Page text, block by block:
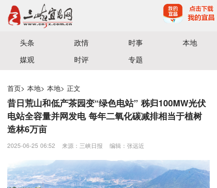
宜昌三峡融媒体中心主办
头条 政情 时事
本地
媒观
时评 专题
首页> 本地> 本地> 正文
昔日荒山和低产茶园变“绿色电站” 秭归100MW光伏
电站全容量并网发电 每年二氧化碳减排相当于植树
造林6万亩
2025-06-25 06:52 来源：三峡日报 编辑：张远近